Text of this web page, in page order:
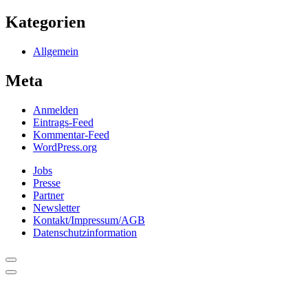
Kategorien
Allgemein
Meta
Anmelden
Eintrags-Feed
Kommentar-Feed
WordPress.org
Jobs
Presse
Partner
Newsletter
Kontakt/Impressum/AGB
Datenschutzinformation